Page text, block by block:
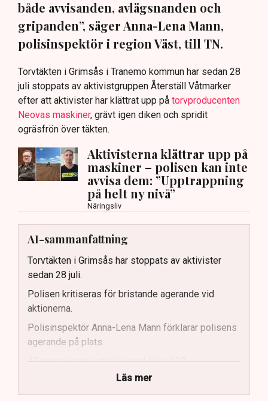
både avvisanden, avlägsnanden och
gripanden”, säger Anna-Lena Mann,
polisinspektör i region Väst, till TN.
Torvtäkten i Grimsås i Tranemo kommun har sedan 28
juli stoppats av aktivistgruppen Återställ Våtmarker
efter att aktivister har klättrat upp på torvproducenten
Neovas maskiner, grävt igen diken och spridit
ogräsfrön över täkten.
Aktivisterna klättrar upp på
maskiner – polisen kan inte
avvisa dem: ”Upptrappning
på helt ny nivå”
Näringsliv
AI-sammanfattning
Torvtäkten i Grimsås har stoppats av aktivister
sedan 28 juli.
Polisen kritiseras för bristande agerande vid
aktionerna.
Polisinspektör Anna-Lena Mann förklarar polisens
agerande på plats.
40 personer misstänks med cirka 120
brottsmisstankar kopplade.
Polisen använder drönare och uniformerad polis
Läs mer